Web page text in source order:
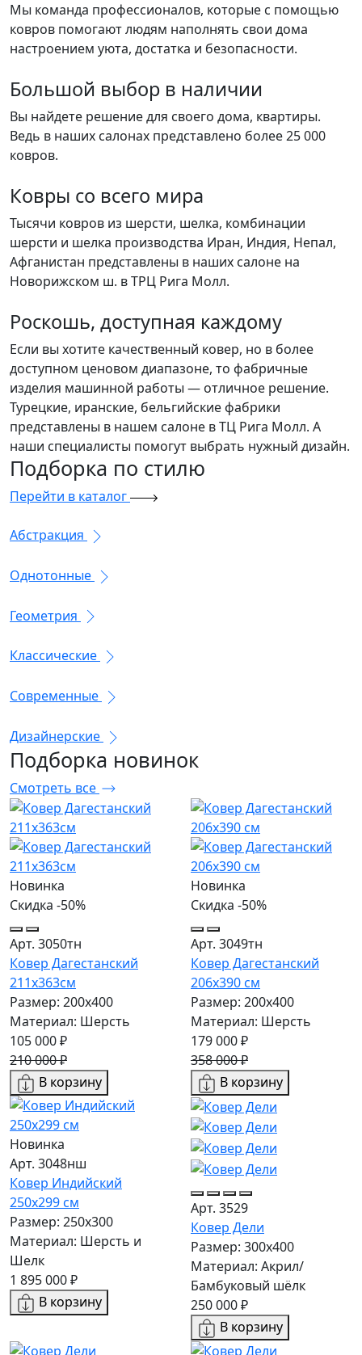
Мы команда профессионалов, которые с помощью
ковров помогают людям наполнять свои дома
настроением уюта, достатка и безопасности.
Большой выбор в наличии
Вы найдете решение для своего дома, квартиры.
Ведь в наших салонах представлено более 25 000
ковров.
Ковры со всего мира
Тысячи ковров из шерсти, шелка, комбинации
шерсти и шелка производства Иран, Индия, Непал,
Афганистан представлены в наших салоне на
Новорижском ш. в ТРЦ Рига Молл.
Роскошь, доступная каждому
Если вы хотите качественный ковер, но в более
доступном ценовом диапазоне, то фабричные
изделия машинной работы — отличное решение.
Турецкие, иранские, бельгийские фабрики
представлены в нашем салоне в ТЦ Рига Молл. А
наши специалисты помогут выбрать нужный дизайн.
Подборка по стилю
Перейти в каталог
Абстракция
Однотонные
Геометрия
Классические
Современные
Дизайнерские
Подборка новинок
Смотреть все
Новинка
Скидка -50%
Арт. 3050тн
Ковер Дагестанский
211x363см
Размер: 200х400
Материал: Шерсть
105 000 ₽
210 000 ₽
В корзину
Новинка
Скидка -50%
Арт. 3049тн
Ковер Дагестанский
206x390 см
Размер: 200х400
Материал: Шерсть
179 000 ₽
358 000 ₽
В корзину
Новинка
Арт. 3048нш
Ковер Индийский
250x299 см
Размер: 250x300
Материал: Шерсть и
Шелк
1 895 000 ₽
В корзину
Арт. 3529
Ковер Дели
Размер: 300х400
Материал: Акрил/
Бамбуковый шёлк
250 000 ₽
В корзину